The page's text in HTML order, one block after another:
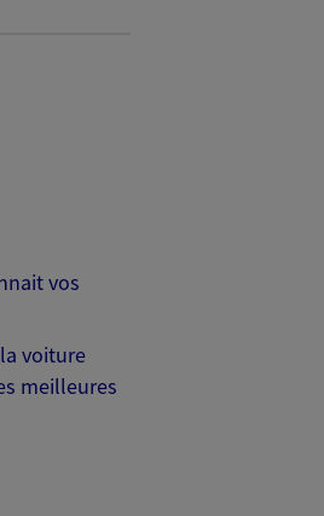
vos
voiture
meilleures